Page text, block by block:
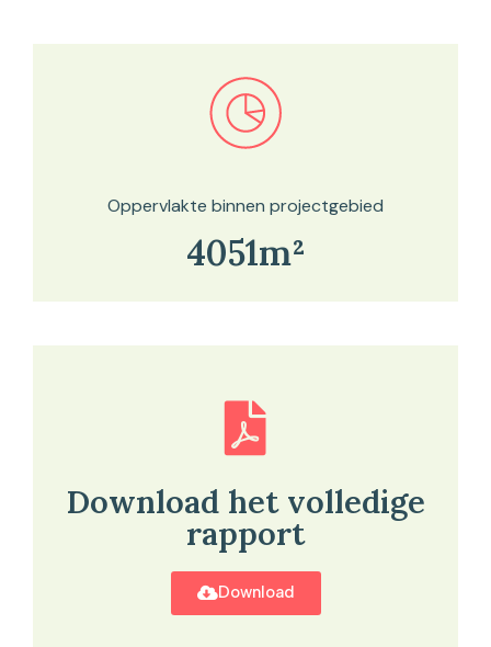
Bekijk in onze kaartviewer
Oppervlakte binnen projectgebied
4051m²
Download het volledige
rapport
Download